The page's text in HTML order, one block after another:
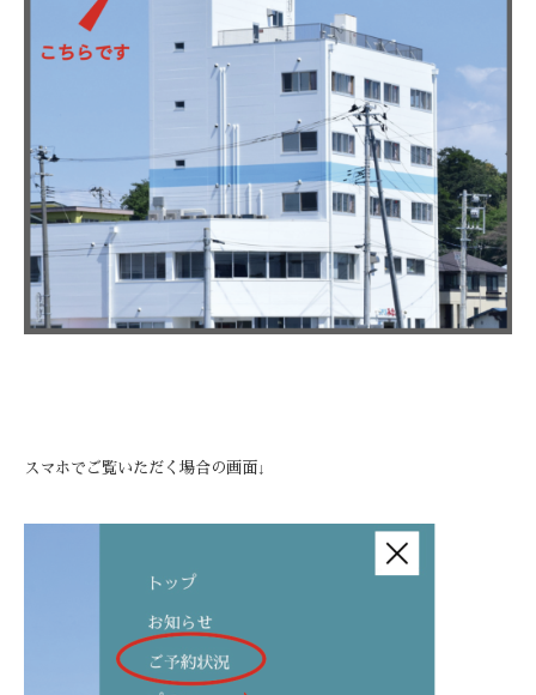
スマホでご覧いただく場合の画面↓